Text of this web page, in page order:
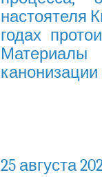
настоятеля
годах
25 августа